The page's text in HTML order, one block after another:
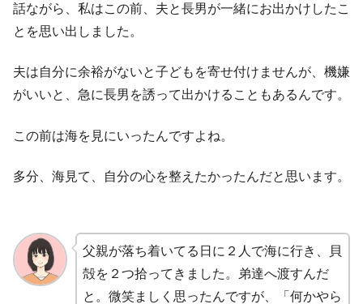
話ながら、私はこの前、夫と長男が一緒にお出かけしたこ
とを思い出しました。
夫は自分に余裕がないと子どもを寄せ付けませんが、機嫌
がいいと、急に長男を誘って出かけることもあるんです。
この前は海を見にいったんですよね。
多分、海見て、自分の心を整えたかったんだと思います。
父親が落ち着いてる日に２人で海に行き、貝
殻を２つ拾ってきました。弟達へ渡すんだ
と。微笑ましく思ったんですが、「何かやら